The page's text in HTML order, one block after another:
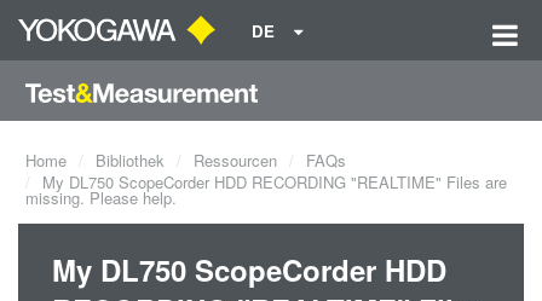
DE
Home Bibliothek Ressourcen
FAQs
My DL750 ScopeCorder HDD RECORDING "REALTIME" Files are
missing. Please help.
My DL750 ScopeCorder HDD